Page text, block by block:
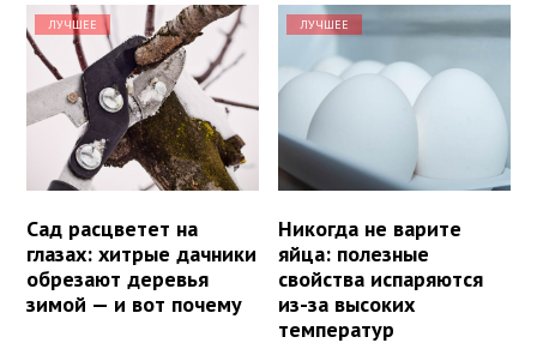
ЛУЧШЕЕ
Сад расцветет на
глазах: хитрые дачники
обрезают деревья
зимой — и вот почему
ЛУЧШЕЕ
Никогда не варите
яйца: полезные
свойства испаряются
из-за высоких
температур